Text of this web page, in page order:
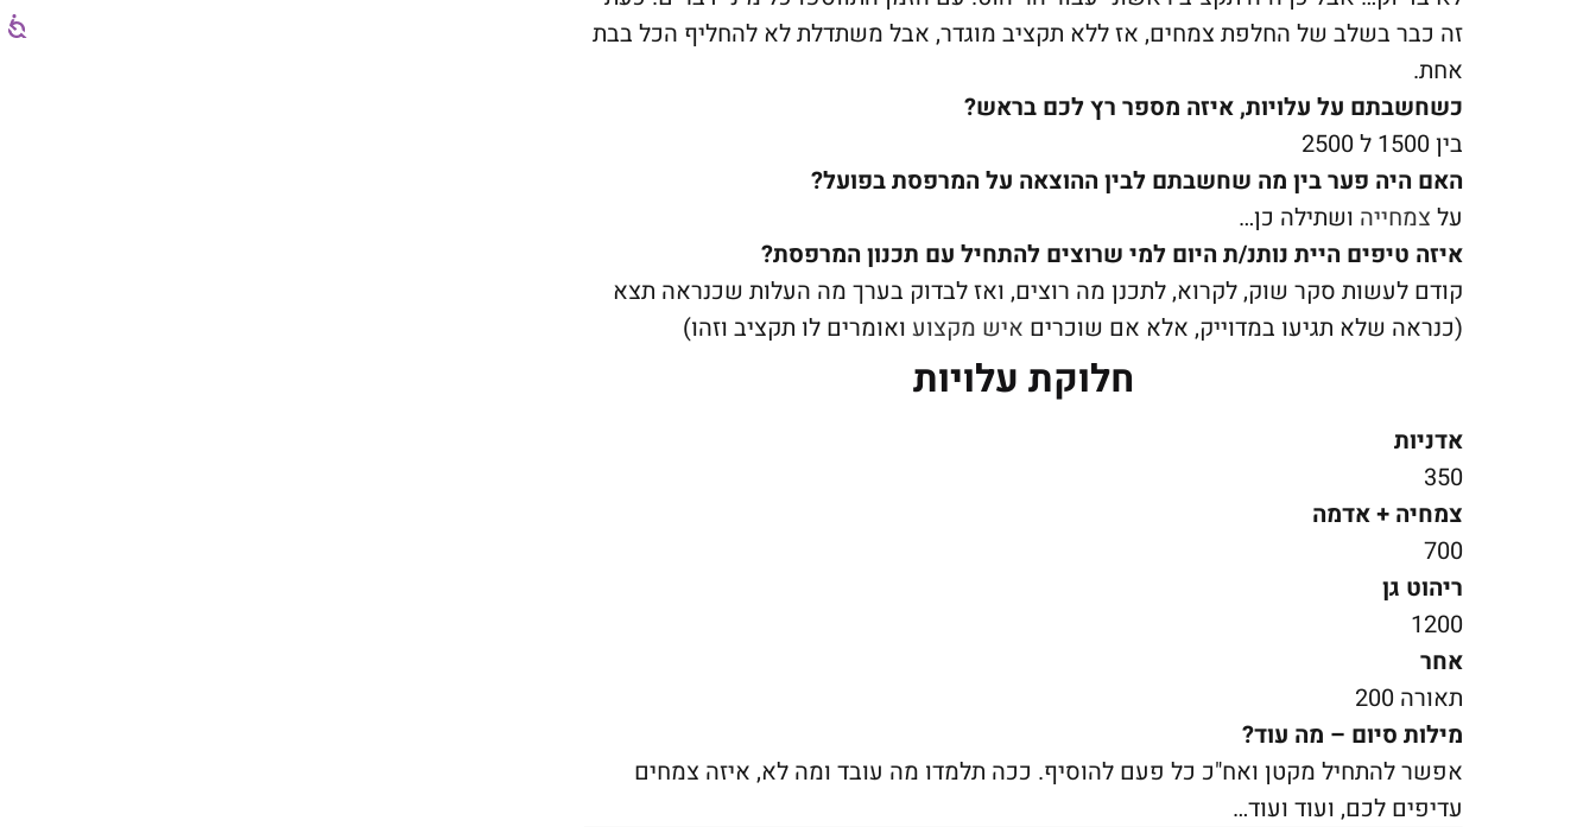
זה כבר בשלב של החלפת צמחים, אז ללא תקציב מוגדר, אבל משתדלת לא להחליף הכל בבת
אחת.
כשחשבתם על עלויות, איזה מספר רץ לכם בראש?
בין 1500 ל 2500
האם היה פער בין מה שחשבתם לבין ההוצאה על המרפסת בפועל?
על צמחייה ושתילה כן…
איזה טיפים היית נותנ/ת היום למי שרוצים להתחיל עם תכנון המרפסת?
קודם לעשות סקר שוק, לקרוא, לתכנן מה רוצים, ואז לבדוק בערך מה העלות שכנראה תצא
(כנראה שלא תגיעו במדוייק, אלא אם שוכרים איש מקצוע ואומרים לו תקציב וזהו)
חלוקת עלויות
אדניות
350
צמחיה + אדמה
700
ריהוט גן
1200
אחר
תאורה 200
מילות סיום – מה עוד?
אפשר להתחיל מקטן ואח"כ כל פעם להוסיף. ככה תלמדו מה עובד ומה לא, איזה צמחים
עדיפים לכם, ועוד ועוד…